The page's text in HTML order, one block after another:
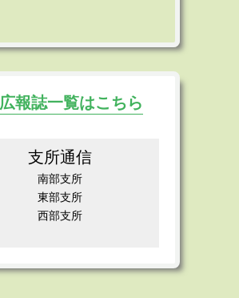
広報誌一覧はこちら
支所通信
南部支所
東部支所
西部支所